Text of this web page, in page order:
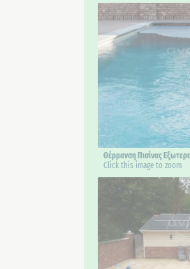
Θέρμανση Πισίνας
Click this image to zoom